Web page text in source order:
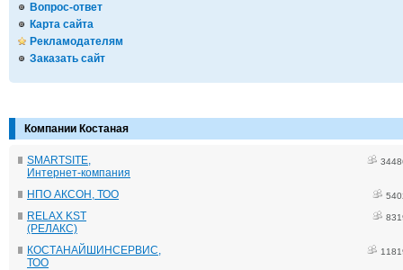
Вопрос-ответ
Карта сайта
Рекламодателям
Заказать сайт
Компании Костаная
SMARTSITE,
Интернет-компания
НПО АКСОН, ТОО
RELAX KST
(РЕЛАКС)
КОСТАНАЙШИНСЕРВИС,
ТОО